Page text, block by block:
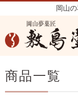
岡山
商品一覧